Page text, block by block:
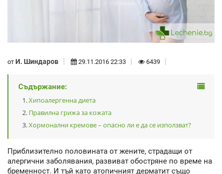
от И. Шиндаров 29.11.2016 22:33 6439
Съдържание:
Хипоалергенна диета
Правилна грижа за кожата
Хормонални кремове – опасно ли е да се използват?
Приблизително половината от жените, страдащи от
алергични заболявания, развиват обостряне по време на
бременност. И тъй като атопичният дерматит също